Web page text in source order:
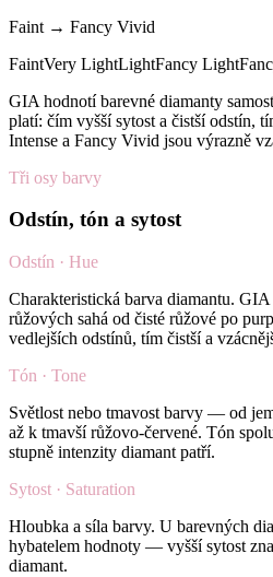
Faint → Fancy Vivid
FaintVery LightLightFancy Light
GIA hodnotí barevné diamanty
platí: čím vyšší sytost a čistší odstín,
Intense a Fancy Vivid jsou výrazně
Tři osy barvy
Odstín, tón a sytost
Odstín · Hue
Charakteristická barva diamantu.
růžových sahá od čisté růžové po
vedlejších odstínů, tím čistší a
Tón · Tone
Světlost nebo tmavost barvy — od
až k tmavší růžovo-červené. Tón
stupně intenzity diamant patří.
Sytost · Saturation
Hloubka a síla barvy. U barevných
hybatelem hodnoty — vyšší sytost
diamant.